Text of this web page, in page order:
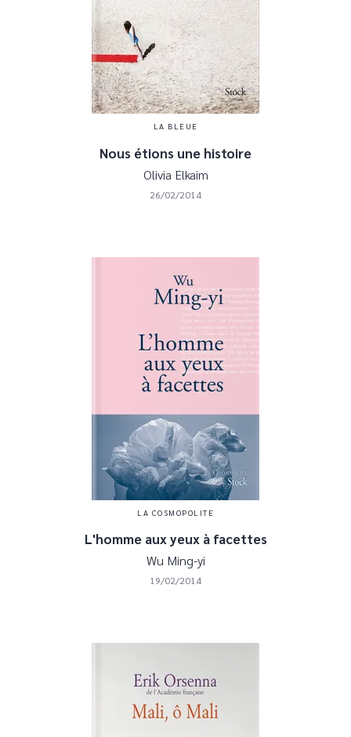
LA BLEUE
Nous étions une histoire
Olivia Elkaim
26/02/2014
LA COSMOPOLITE
L'homme aux yeux à facettes
Wu Ming-yi
19/02/2014